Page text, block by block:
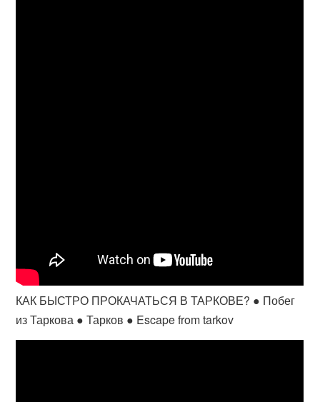
КАК БЫСТРО ПРОКАЧАТЬСЯ В ТАРКОВЕ? ● Побег
из Таркова ● Тарков ● Escape from tarkov